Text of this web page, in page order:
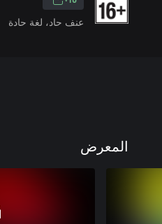
عنف حاد، لغة حادة
المعرض